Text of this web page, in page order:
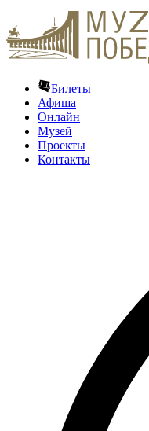
Билеты
Афиша
Онлайн
Музей
Проекты
Контакты